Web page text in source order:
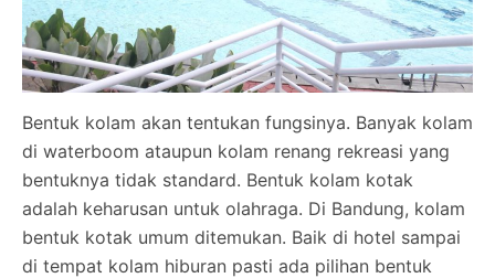
Bentuk kolam akan tentukan fungsinya. Banyak kolam
di waterboom ataupun kolam renang rekreasi yang
bentuknya tidak standard. Bentuk kolam kotak
adalah keharusan untuk olahraga. Di Bandung, kolam
bentuk kotak umum ditemukan. Baik di hotel sampai
di tempat kolam hiburan pasti ada pilihan bentuk